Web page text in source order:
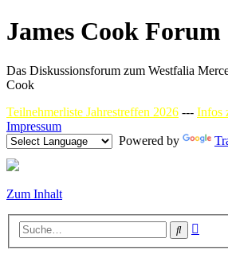
James Cook Forum
Das Diskussionsforum zum Westfalia
Cook
Teilnehmerliste Jahrestreffen 2026 --- Infos
Impressum
Powered by
Zum Inhalt
Suche